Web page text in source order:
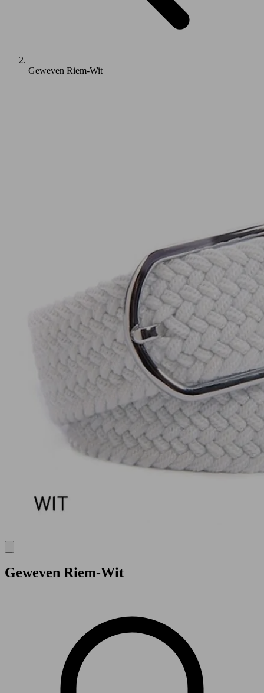
Geweven Riem-Wit
Geweven Riem-Wit